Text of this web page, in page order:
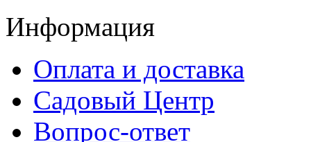
Информация
Оплата и доставка
Садовый Центр
Вопрос-ответ